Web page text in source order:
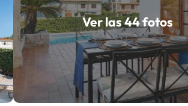
Ver las 44 fotos